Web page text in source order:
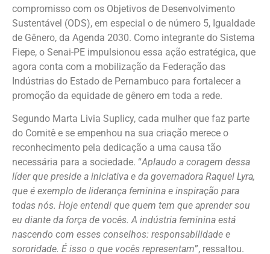
compromisso com os Objetivos de Desenvolvimento
Sustentável (ODS), em especial o de número 5, Igualdade
de Gênero, da Agenda 2030. Como integrante do Sistema
Fiepe, o Senai-PE impulsionou essa ação estratégica, que
agora conta com a mobilização da Federação das
Indústrias do Estado de Pernambuco para fortalecer a
promoção da equidade de gênero em toda a rede.
Segundo Marta Livia Suplicy, cada mulher que faz parte
do Comitê e se empenhou na sua criação merece o
reconhecimento pela dedicação a uma causa tão
necessária para a sociedade. “Aplaudo a coragem dessa
líder que preside a iniciativa e da governadora Raquel Lyra,
que é exemplo de liderança feminina e inspiração para
todas nós. Hoje entendi que quem tem que aprender sou
eu diante da força de vocês. A indústria feminina está
nascendo com esses conselhos: responsabilidade e
sororidade. É isso o que vocês representam”, ressaltou.